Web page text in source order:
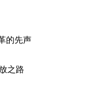
的先声
之路